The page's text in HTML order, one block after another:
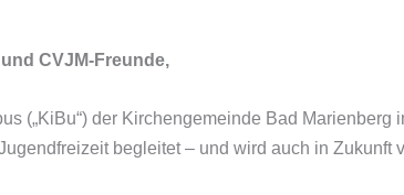
CVJM-Freunde,
(„KiBu“) der Kirchengemeinde Bad Marienberg
begleitet – und wird auch in Zukunft